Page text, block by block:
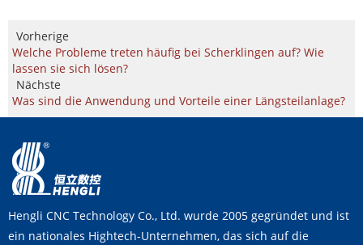
Vorherige
Welche Probleme treten häufig bei Scherklingen auf? Wie
lassen sie sich lösen?
Nächste
Was sind die Anwendung und Vorteile einer Längsteilanlage?
Hengli CNC Technology Co., Ltd. wurde 2005 gegründet und ist
ein nationales Hightech-Unternehmen, das sich auf die